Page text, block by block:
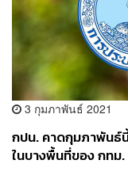
3 กุมภาพันธ์ 2021
กปน. คาดกุมภาพันธ์
ในบางพื้นที่ของ กทม